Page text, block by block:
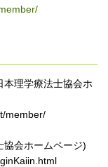
本理学療法士協会ホ
member/
協会ホームページ)